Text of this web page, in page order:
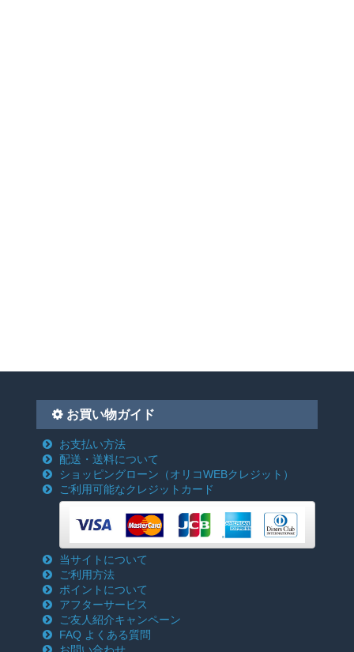
お買い物ガイド
お支払い方法
配送・送料について
ショッピングローン （オリコWEBクレジット）
ご利用可能なクレジットカード
当サイトについて
ご利用方法
ポイントについて
アフターサービス
ご友人紹介キャンペーン
FAQ よくある質問